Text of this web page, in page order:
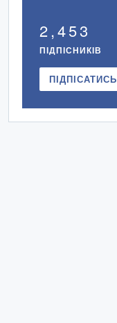
2,453
ПІДПІСНИКІВ
ПІДПІСАТИСЬ